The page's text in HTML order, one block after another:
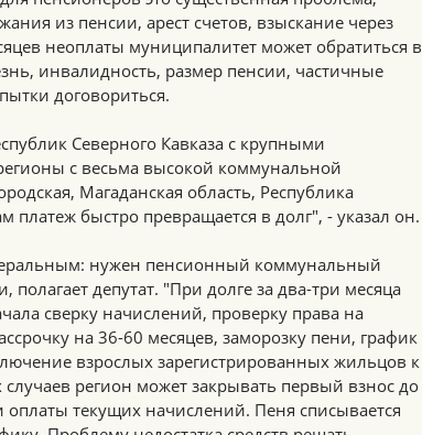
из пенсии, арест счетов, взыскание через
неоплаты муниципалитет может обратиться в
инвалидность, размер пенсии, частичные
договориться.
Северного Кавказа с крупными
с весьма высокой коммунальной
Магаданская область, Республика
платеж быстро превращается в долг", - указал он.
нужен пенсионный коммунальный
полагает депутат. "При долге за два-три месяца
сверку начислений, проверку права на
на 36-60 месяцев, заморозку пени, график
взрослых зарегистрированных жильцов к
регион может закрывать первый взнос до
текущих начислений. Пеня списывается